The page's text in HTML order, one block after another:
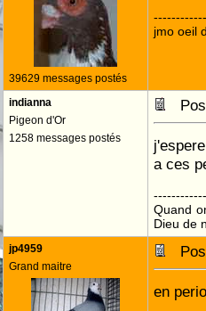
39629 messages postés
jmo oeil
indianna
Pigeon d'Or
1258 messages postés
a ces
Quand
Dieu de
jp4959
Grand maitre
en